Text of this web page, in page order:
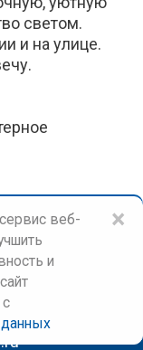
светом.
и на улице.
×
веб-
и
c
данных